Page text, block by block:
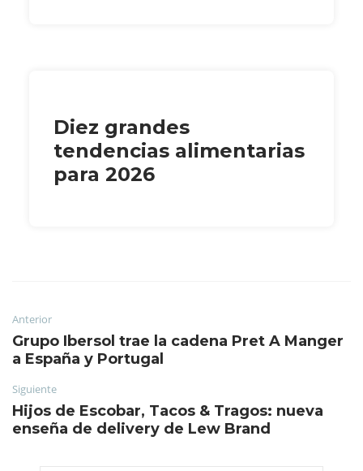
Diez grandes
tendencias alimentarias
para 2026
Anterior
Grupo Ibersol trae la cadena Pret A Manger
a España y Portugal
Siguiente
Hijos de Escobar, Tacos & Tragos: nueva
enseña de delivery de Lew Brand